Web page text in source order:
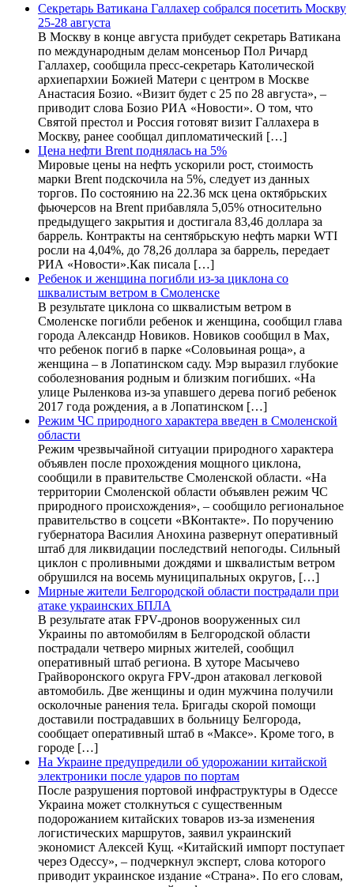
Секретарь Ватикана Галлахер собрался посетить Москву
25-28 августа
В Москву в конце августа прибудет секретарь Ватикана
по международным делам монсеньор Пол Ричард
Галлахер, сообщила пресс-секретарь Католической
архиепархии Божией Матери с центром в Москве
Анастасия Бозио. «Визит будет с 25 по 28 августа», –
приводит слова Бозио РИА «Новости». О том, что
Святой престол и Россия готовят визит Галлахера в
Москву, ранее сообщал дипломатический […]
Цена нефти Brent поднялась на 5%
Мировые цены на нефть ускорили рост, стоимость
марки Brent подскочила на 5%, следует из данных
торгов. По состоянию на 22.36 мск цена октябрьских
фьючерсов на Brent прибавляла 5,05% относительно
предыдущего закрытия и достигала 83,46 доллара за
баррель. Контракты на сентябрьскую нефть марки WTI
росли на 4,04%, до 78,26 доллара за баррель, передает
РИА «Новости».Как писала […]
Ребенок и женщина погибли из-за циклона со
шквалистым ветром в Смоленске
В результате циклона со шквалистым ветром в
Смоленске погибли ребенок и женщина, сообщил глава
города Александр Новиков. Новиков сообщил в Мах,
что ребенок погиб в парке «Соловьиная роща», а
женщина – в Лопатинском саду. Мэр выразил глубокие
соболезнования родным и близким погибших. «На
улице Рыленкова из-за упавшего дерева погиб ребенок
2017 года рождения, а в Лопатинском […]
Режим ЧС природного характера введен в Смоленской
области
Режим чрезвычайной ситуации природного характера
объявлен после прохождения мощного циклона,
сообщили в правительстве Смоленской области. «На
территории Смоленской области объявлен режим ЧС
природного происхождения», – сообщило региональное
правительство в соцсети «ВКонтакте». По поручению
губернатора Василия Анохина развернут оперативный
штаб для ликвидации последствий непогоды. Сильный
циклон с проливными дождями и шквалистым ветром
обрушился на восемь муниципальных округов, […]
Мирные жители Белгородской области пострадали при
атаке украинских БПЛА
В результате атак FPV-дронов вооруженных сил
Украины по автомобилям в Белгородской области
пострадали четверо мирных жителей, сообщил
оперативный штаб региона. В хуторе Масычево
Грайворонского округа FPV-дрон атаковал легковой
автомобиль. Две женщины и один мужчина получили
осколочные ранения тела. Бригады скорой помощи
доставили пострадавших в больницу Белгорода,
сообщает оперативный штаб в «Максе». Кроме того, в
городе […]
На Украине предупредили об удорожании китайской
электроники после ударов по портам
После разрушения портовой инфраструктуры в Одессе
Украина может столкнуться с существенным
подорожанием китайских товаров из-за изменения
логистических маршрутов, заявил украинский
экономист Алексей Кущ. «Китайский импорт поступает
через Одессу», – подчеркнул эксперт, слова которого
приводит украинское издание «Страна». По его словам,